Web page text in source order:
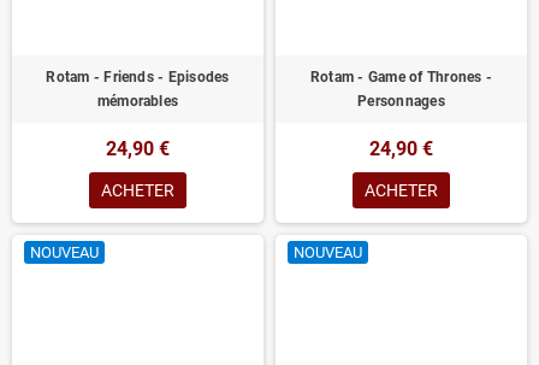
Rotam - Friends - Episodes
mémorables
24,90 €
ACHETER
Rotam - Game of Thrones -
Personnages
24,90 €
ACHETER
NOUVEAU NOUVEAU